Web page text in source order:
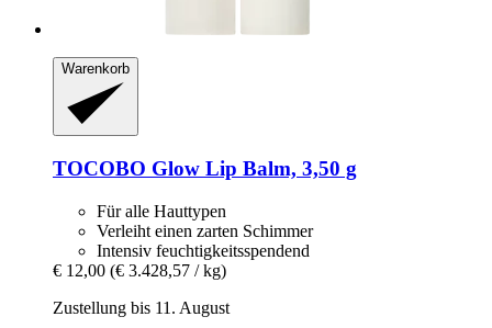
Warenkorb
TOCOBO Glow Lip Balm, 3,50 g
Für alle Hauttypen
Verleiht einen zarten Schimmer
Intensiv feuchtigkeitsspendend
€ 12,00 (€ 3.428,57 / kg)
Zustellung bis 11. August